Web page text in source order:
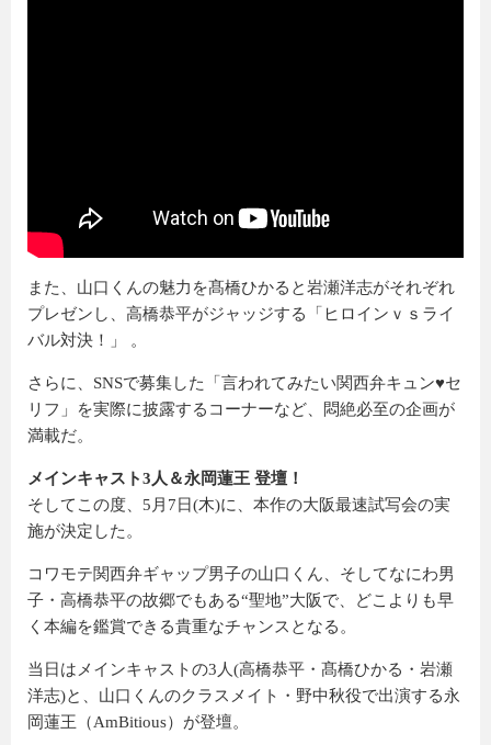
また、山口くんの魅力を髙橋ひかると岩瀬洋志がそれぞれ
プレゼンし、高橋恭平がジャッジする「ヒロインｖｓライ
バル対決！」 。
さらに、SNSで募集した「言われてみたい関西弁キュン♥セ
リフ」を実際に披露するコーナーなど、悶絶必至の企画が
満載だ。
メインキャスト3人＆永岡蓮王 登壇！
そしてこの度、5月7日(木)に、本作の大阪最速試写会の実
施が決定した。
コワモテ関西弁ギャップ男子の山口くん、そしてなにわ男
子・高橋恭平の故郷でもある“聖地”大阪で、どこよりも早
く本編を鑑賞できる貴重なチャンスとなる。
当日はメインキャストの3人(高橋恭平・髙橋ひかる・岩瀬
洋志)と、山口くんのクラスメイト・野中秋役で出演する永
岡蓮王（AmBitious）が登壇。